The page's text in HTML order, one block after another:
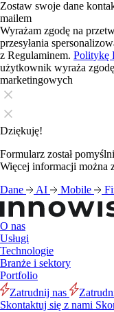
Zostaw swoje dane
mailem
Wyrażam zgodę na
przesyłania
z Regulaminem. Politykę
użytkownik wyraża
marketingowych
Dziękuję!
Formularz został
Więcej informacji można
Dane
AI Mobile
O nas
Usługi
Technologie
Branże i sektory
Portfolio
Zatrudnij nas
Skontaktuj się z nami